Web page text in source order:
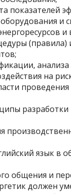
показателей
и
и
(правила)
на
язык в
общения и
должен